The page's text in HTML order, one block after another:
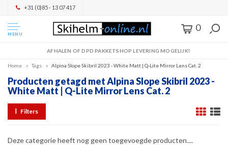
+31 (0)85 - 13 07 417
MENU
0
AFHALEN OF DPD PAKKETSHOP LEVERING MOGELIJK!
Home Tags Alpina Slope Skibril 2023 - White Matt | Q-Lite Mirror Lens Cat. 2
Producten getagd met Alpina Slope Skibril 2023 -
White Matt | Q-Lite Mirror Lens Cat. 2
Filters
Deze categorie heeft nog geen toegevoegde producten....